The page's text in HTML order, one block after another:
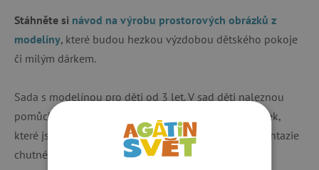
Stáhněte si návod na výrobu prostorových obrázků z
modelíny, které budou hezkou výzdobou dětského pokoje
či milým dárkem.
Sada s modelínou pro děti od 3 let. V sad děti naleznou
pomůcky na pečení a zdobení koláčů. Pomocí formiček,
které jsou součástí balení, si vytvoříte dle nálady a fantazie
chutné koláčky.